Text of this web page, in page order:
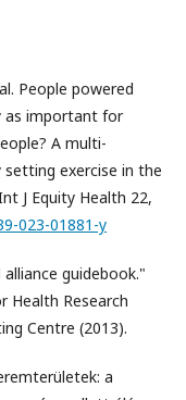
People powered
as important for
A multi-
exercise in the
J Equity Health 22,
023-01881-y
guidebook."
Health Research
Centre (2013).
a